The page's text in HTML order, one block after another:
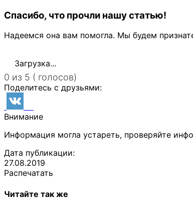
Спасибо, что прочли нашу статью!
Надеемся она вам помогла. Мы будем
Загрузка...
0 из 5 ( голосов)
Поделитесь с друзьями:
Внимание
Информация могла устареть, проверяйте
Дата публикации:
27.08.2019
Распечатать
Читайте так же